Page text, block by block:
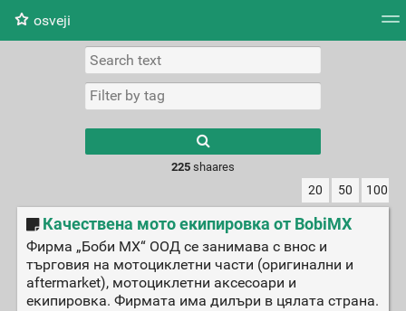
osveji
Picture wall
225shaares
20 50 100
Качествена мото екипировка от BobiMX
Фирма „Боби МХ“ ООД се занимава с внос и
търговия на мотоциклетни части (оригинални и
aftermarket), мотоциклетни аксесоари и
екипировка. Фирмата има дилъри в цялата страна.